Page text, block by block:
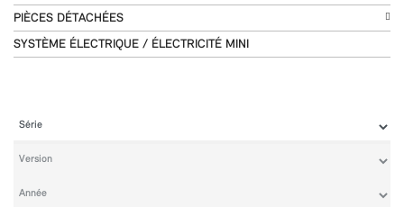
PIÈCES DÉTACHÉES
SYSTÈME ÉLECTRIQUE / ÉLECTRICITÉ MINI